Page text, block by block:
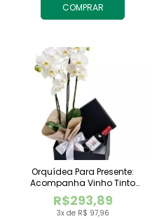
COMPRAR
3x de R$ 97,96
R$293,89
Orquídea Para Presente:
Acompanha Vinho Tinto
Importado